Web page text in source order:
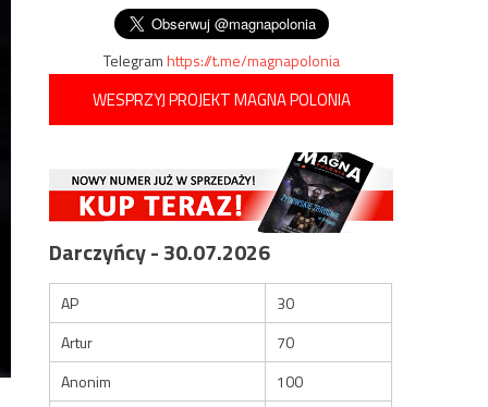
Telegramhttps://t.me/magnapolonia
WESPRZYJ PROJEKT MAGNA POLONIA
Darczyńcy - 30.07.2026
AP
30
Artur
70
Anonim
100